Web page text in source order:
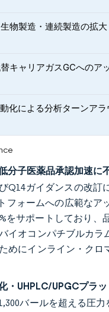
物製造・連続製造の拡大
キャリアガスGCへのア
化による分析ターンアラ
分子医薬品承認加速に
Q14ガイダンスの改
フォームへの広範な
をサポートしており
イオコンパチブルカ
めにインライン・ク
・UHPLC/UPGCプラ
バールを超える圧